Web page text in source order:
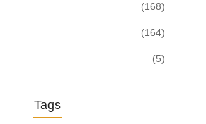
(168)
(164)
(5)
Tags